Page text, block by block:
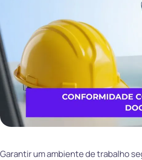
Garantir um ambiente de trabalho